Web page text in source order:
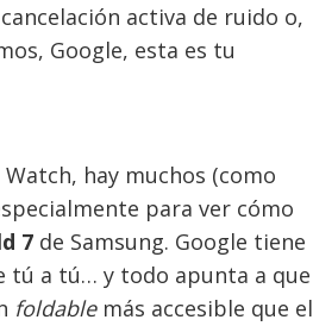
activa de ruido o,
Google, esta es tu
hay muchos (como
para ver cómo
7 de Samsung. Google tiene
tú a tú… y todo apunta a que
foldablemás accesible que el